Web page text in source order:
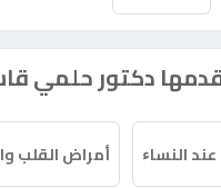
دكتور حلمي
النساﺀ أمراض القلب